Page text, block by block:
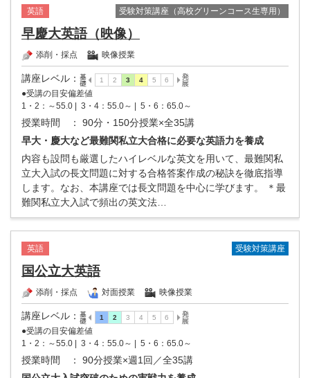
英語 受験対策講座（高校グリーンコース生専用）
早慶大英語（映像）
添削・採点 映像授業
講座レベル ：
●受講の目安偏差値
1・2：～55.0 |
3・4：55.0～ | 5・6：65.0～
授業時間
： 90分・150分授業×全35講
早大・慶大など最難関私立大合格に必要な英語力を養成
内容も設問も厳選したハイレベルな英文を用いて、最難関私
立大入試の長文問題に対する合格答案作成の秘訣を徹底指導
します。なお、本講座では長文問題を中心に学びます。 ＊最
難関私立大入試で頻出の英文法…
英語 受験対策講座
国公立大英語
添削・採点 対面授業 映像授業
講座レベル ：
●受講の目安偏差値
1・2：～55.0 |
3・4：55.0～ | 5・6：65.0～
授業時間
： 90分授業×週1回／全35講